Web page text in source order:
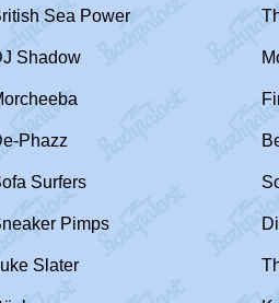
Sea Power
Shadow
Phazz
Surfers
Pimps
Slater